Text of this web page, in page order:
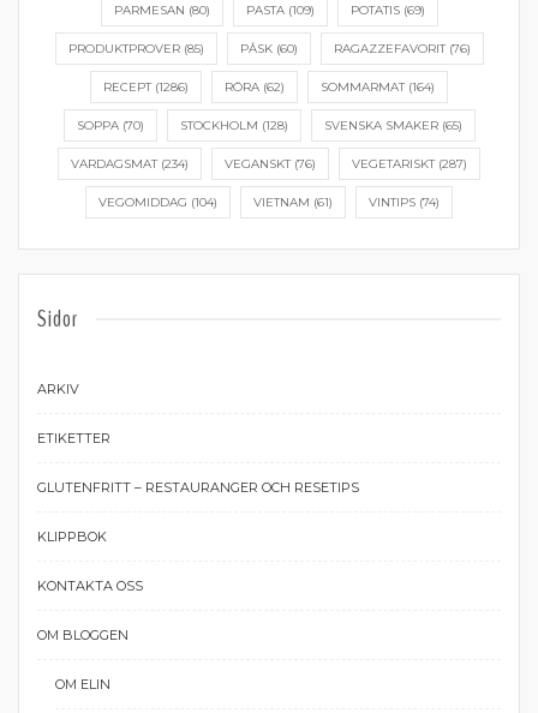
PARMESAN (80) PASTA(109) POTATIS(69)
PRODUKTPROVER(85) PÅSK(60) RAGAZZEFAVORIT(76)
RECEPT(1286) RÖRA (62) SOMMARMAT(164)
SOPPA(70) STOCKHOLM (128) SVENSKA SMAKER(65)
VARDAGSMAT(234) VEGANSKT(76) VEGETARISKT(287)
VEGOMIDDAG (104) VIETNAM (61) VINTIPS (74)
Sidor
ARKIV
ETIKETTER
GLUTENFRITT – RESTAURANGER OCH RESETIPS
KLIPPBOK
KONTAKTA OSS
OM BLOGGEN
OM ELIN